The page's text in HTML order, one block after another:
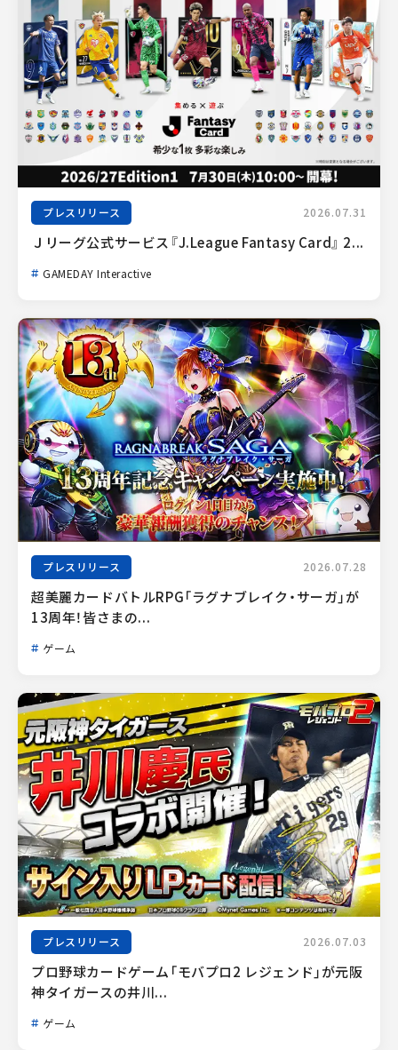
プレスリリース 2026.07.31
Ｊリーグ公式サービス『J.League Fantasy Card』 2...
GAMEDAY Interactive
プレスリリース 2026.07.28
超美麗カードバトルRPG「ラグナブレイク・サーガ」が
13周年！皆さまの...
ゲーム
プレスリリース 2026.07.03
プロ野球カードゲーム「モバプロ2 レジェンド」が元阪
神タイガースの井川...
ゲーム